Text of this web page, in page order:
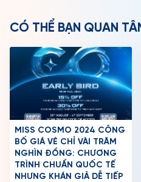
CÓ THỂ BẠN QUAN
MISS COSMO 2024 CÔNG
BỐ GIÁ VÉ CHỈ VÀI TRĂM
NGHÌN ĐỒNG: CHƯƠNG
TRÌNH CHUẨN QUỐC TẾ
NHƯNG KHÁN GIẢ DỄ TIẾP